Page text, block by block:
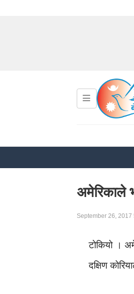
अमेरिकाले
September 26, 2017
टोकियो ।
दक्षिण